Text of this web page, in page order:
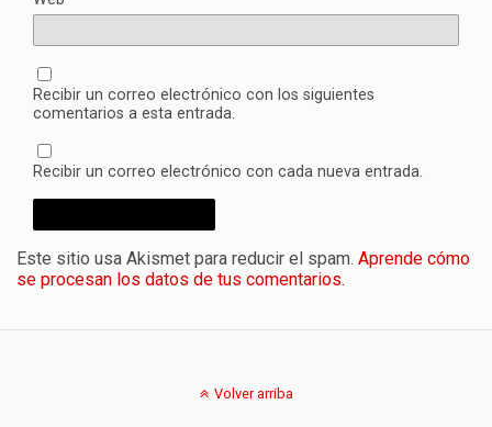
Recibir un correo electrónico con los siguientes
comentarios a esta entrada.
Recibir un correo electrónico con cada nueva entrada.
Este sitio usa Akismet para reducir el spam. Aprende cómo
se procesan los datos de tus comentarios.
Volver arriba